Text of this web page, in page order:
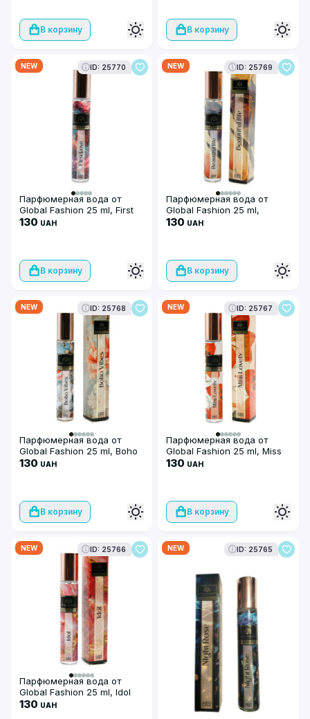
В корзину В корзину
NEW ID: 25770
Парфюмерная вода от
Global Fashion 25 ml, First
Love
130 UAH
В корзину
NEW ID: 25769
Парфюмерная вода от
Global Fashion 25 ml,
Beautiful Life
130 UAH
В корзину
NEW ID: 25768
Парфюмерная вода от
Global Fashion 25 ml, Boho
Vibes
130 UAH
В корзину
NEW ID: 25767
Парфюмерная вода от
Global Fashion 25 ml, Miss
lovely
130 UAH
В корзину
NEW ID: 25766
Парфюмерная вода от
Global Fashion 25 ml, Idol
130 UAH
NEW ID: 25765